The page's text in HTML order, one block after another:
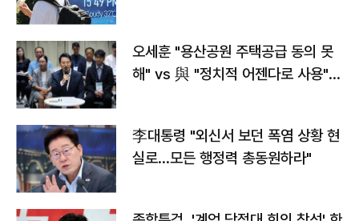
오세훈 "용산공원 주택공급 동의 못
해" vs 與 "정치적 어젠다로 사용"
李대통령 "외신서 보던 폭염 상황 현
실로…모든 행정력 총동원하라"